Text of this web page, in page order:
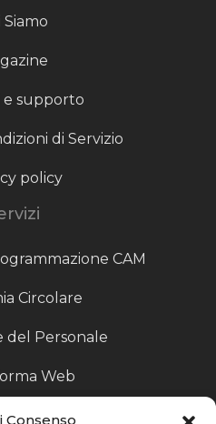
Consenso
Siamo
supporto
di Servizio
policy
CAM
Circolare
del Personale
Web
fornitori